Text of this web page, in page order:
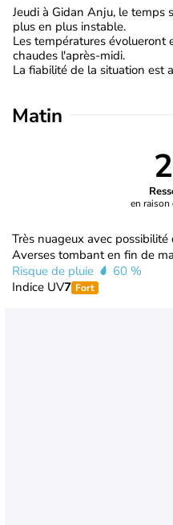
Jeudi à Gidan Anju, le temps
plus en plus instable.
Les températures évolueront
chaudes l'après-midi.
La fiabilité de la situation est
Matin
en
Très nuageux avec
Averses tombant en fin de
Risque de pluie
60 %
Indice UV7 Fort